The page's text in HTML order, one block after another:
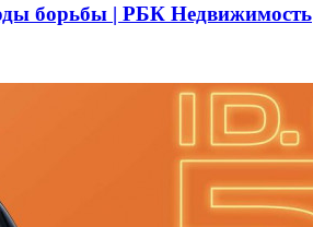
борьбы | РБК Недвижимость